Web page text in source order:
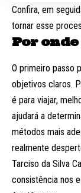
Confira, em
tornar esse
Por
O primeiro passo
objetivos claros.
é para viajar,
ajudará a
métodos mais
realmente
Tarciso da Silva
consistência nos